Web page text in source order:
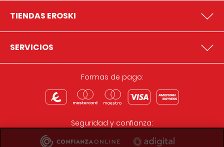
TIENDAS EROSKI
SERVICIOS
Formas de pago:
Seguridad y confianza: